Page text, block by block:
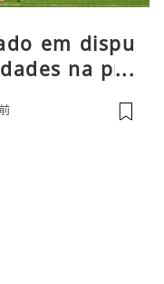
em dispu
na pré